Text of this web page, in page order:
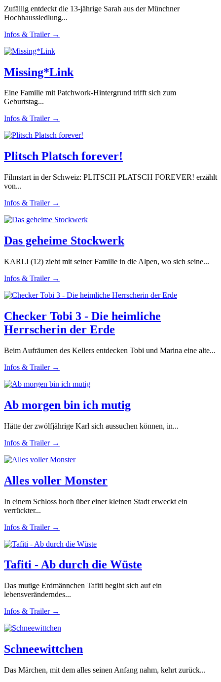
Zufällig entdeckt die 13-jährige Sarah aus der Münchner
Hochhaussiedlung...
Infos & Trailer →
Missing*Link
Eine Familie mit Patchwork-Hintergrund trifft sich zum
Geburtstag...
Infos & Trailer →
Plitsch Platsch forever!
Filmstart in der Schweiz: PLITSCH PLATSCH FOREVER! erzählt
von...
Infos & Trailer →
Das geheime Stockwerk
KARLI (12) zieht mit seiner Familie in die Alpen, wo sich seine...
Infos & Trailer →
Checker Tobi 3 - Die heimliche
Herrscherin der Erde
Beim Aufräumen des Kellers entdecken Tobi und Marina eine alte...
Infos & Trailer →
Ab morgen bin ich mutig
Hätte der zwölfjährige Karl sich aussuchen können, in...
Infos & Trailer →
Alles voller Monster
In einem Schloss hoch über einer kleinen Stadt erweckt ein
verrückter...
Infos & Trailer →
Tafiti - Ab durch die Wüste
Das mutige Erdmännchen Tafiti begibt sich auf ein
lebensveränderndes...
Infos & Trailer →
Schneewittchen
Das Märchen, mit dem alles seinen Anfang nahm, kehrt zurück...